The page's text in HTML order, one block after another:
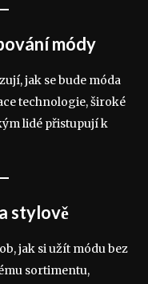
módy
jak se bude móda
technologie, široké
lidé přistupují k
stylově
jak si užít módu bez
sortimentu,